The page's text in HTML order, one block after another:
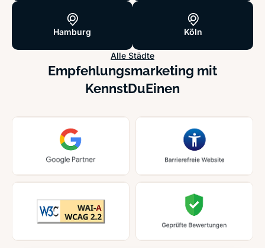
Hamburg Köln
Alle Städte
Empfehlungsmarketing mit
KennstDuEinen